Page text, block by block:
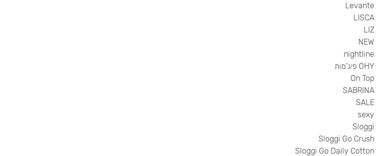
Levante
LISCA
LIZ
NEW
nightline
OHY פיג'מות
On Top
SABRINA
SALE
sexy
Sloggi
Sloggi Go Crush
Sloggi Go Daily Cotton